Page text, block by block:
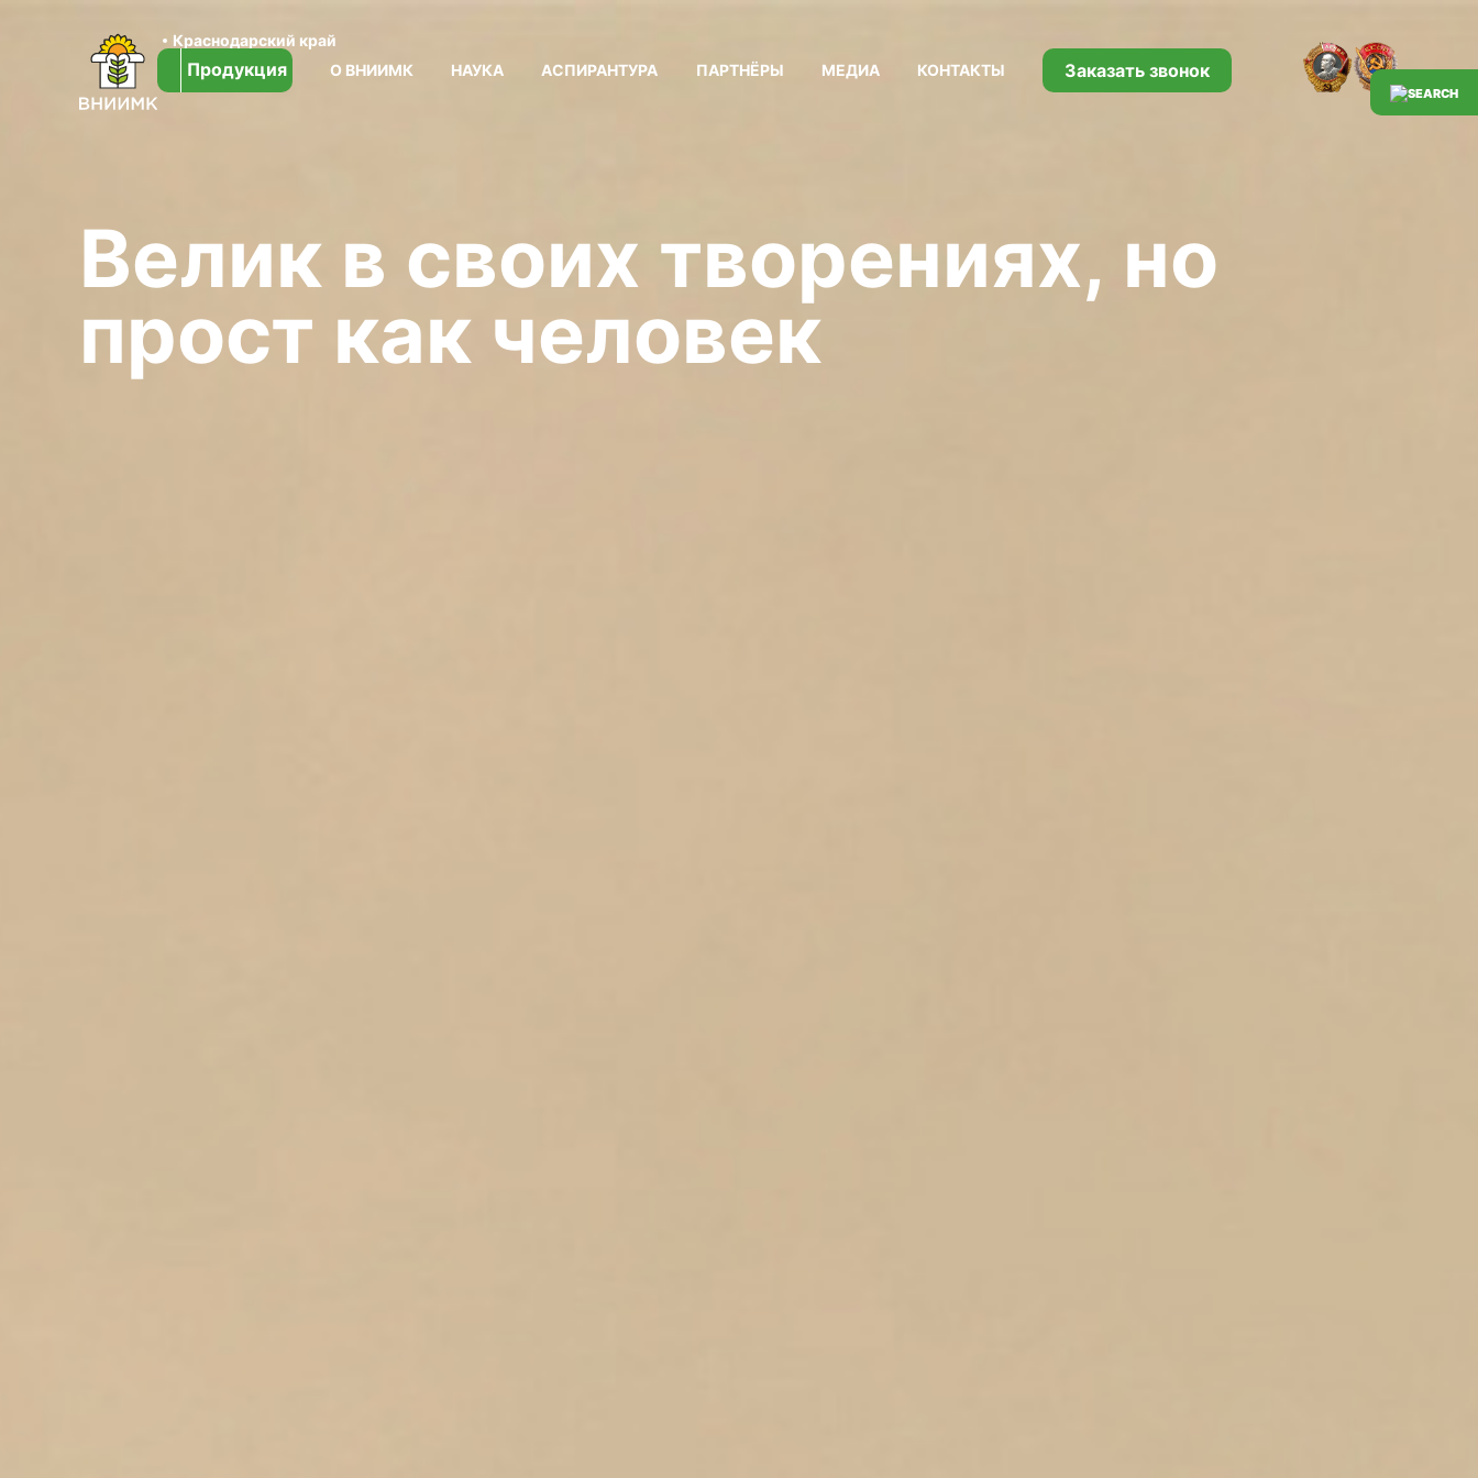
Краснодарский край
Продукция О ВНИИМК НАУКА АСПИРАНТУРА ПАРТНЁРЫ МЕДИА КОНТАКТЫ Заказать звонок
Велик в своих творениях, но
прост как человек